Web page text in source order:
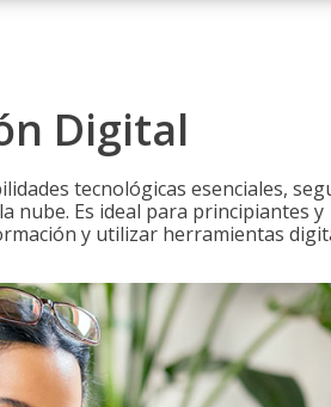
Digital
tecnológicas esenciales,
nube. Es ideal para principiantes y
y utilizar herramientas